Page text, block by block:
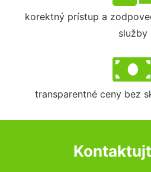
korektný prístup a
služby
transparentné ceny bez